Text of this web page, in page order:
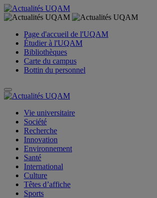
Page d'accueil de l'UQAM
Étudier à l'UQAM
Bibliothèques
Carte du campus
Bottin du personnel
Vie universitaire
Société
Recherche
Innovation
Environnement
Santé
International
Culture
Têtes d’affiche
Sports